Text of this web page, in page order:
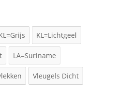
KL=Lichtgeel
LA=Suriname
Vleugels Dicht